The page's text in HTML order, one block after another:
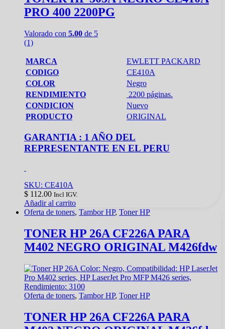
PRO 400 2200PG
Valorado con 5.00 de 5
(1)
MARCA
EWLETT PACKARD
CODIGO
CE410A
COLOR
Negro
RENDIMIENTO
2200 páginas.
CONDICION
Nuevo
PRODUCTO
ORIGINAL
GARANTIA : 1 AÑO DEL
REPRESENTANTE EN EL PERU
SKU: CE410A
$ 112.00 Incl IGV.
Añadir al carrito
Oferta de toners, Tambor HP, Toner HP
TONER HP 26A CF226A PARA
M402 NEGRO ORIGINAL M426fdw
Oferta de toners, Tambor HP, Toner HP
TONER HP 26A CF226A PARA